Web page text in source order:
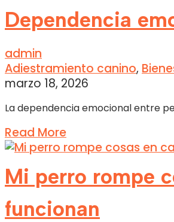
Dependencia
admin
Adiestramiento canino,
marzo 18, 2026
La dependencia emocional entre
Read More
Mi perro rompe
funcionan